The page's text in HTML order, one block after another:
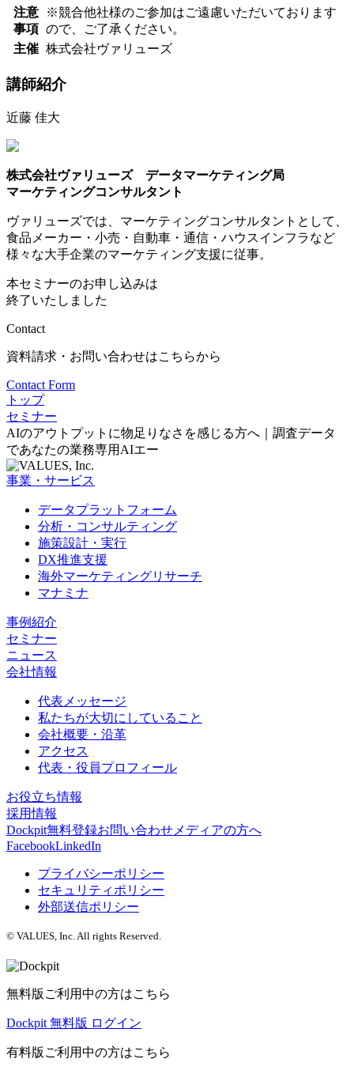
注意
事項
※競合他社様のご参加はご遠慮いただいております
ので、ご了承ください。
主催 株式会社ヴァリューズ
講師紹介
近藤 佳大
株式会社ヴァリューズ データマーケティング局
マーケティングコンサルタント
ヴァリューズでは、マーケティングコンサルタントとして、
食品メーカー・小売・自動車・通信・ハウスインフラなど
様々な大手企業のマーケティング支援に従事。
本セミナーのお申し込みは
終了いたしました
Contact
資料請求・お問い合わせはこちらから
Contact Form
トップ
セミナー
AIのアウトプットに物足りなさを感じる方へ｜調査データ
であなたの業務専用AIエー
事業・サービス
データプラットフォーム
分析・コンサルティング
施策設計・実行
DX推進支援
海外マーケティングリサーチ
マナミナ
事例紹介
セミナー
ニュース
会社情報
代表メッセージ
私たちが大切にしていること
会社概要・沿革
アクセス
代表・役員プロフィール
お役立ち情報
採用情報
Dockpit無料登録お問い合わせ メディアの方へ
FacebookLinkedIn
プライバシーポリシー
セキュリティポリシー
外部送信ポリシー
© VALUES, Inc. All rights Reserved.
無料版ご利用中の方はこちら
Dockpit 無料版 ログイン
有料版ご利用中の方はこちら